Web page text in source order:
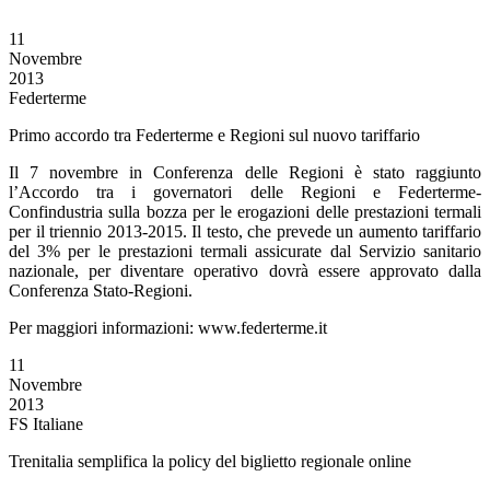
11
Novembre
2013
Federterme
Primo accordo tra Federterme e Regioni sul nuovo tariffario
Il 7 novembre in Conferenza delle Regioni è stato raggiunto
l’Accordo tra i governatori delle Regioni e Federterme-
Confindustria sulla bozza per le erogazioni delle prestazioni termali
per il triennio 2013-2015. Il testo, che prevede un aumento tariffario
del 3% per le prestazioni termali assicurate dal Servizio sanitario
nazionale, per diventare operativo dovrà essere approvato dalla
Conferenza Stato-Regioni.
Per maggiori informazioni: www.federterme.it
11
Novembre
2013
FS Italiane
Trenitalia semplifica la policy del biglietto regionale online